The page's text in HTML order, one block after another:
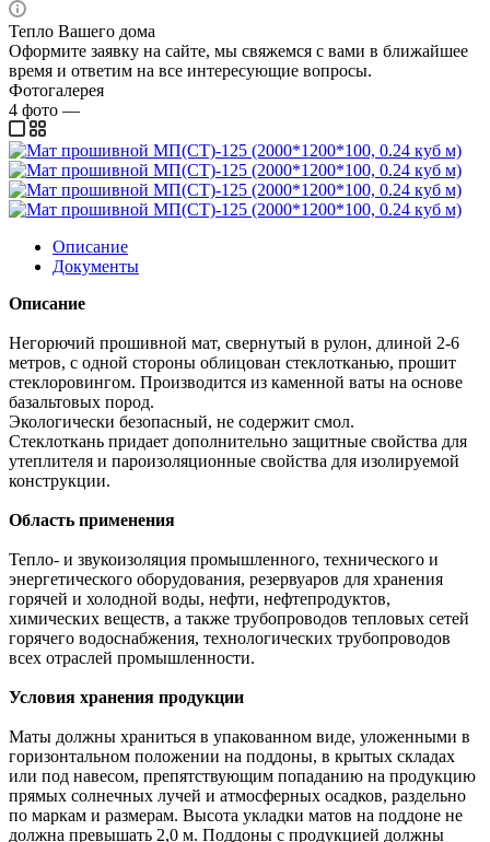
Тепло Вашего дома
Оформите заявку на сайте, мы свяжемся с вами в ближайшее
время и ответим на все интересующие вопросы.
Фотогалерея
4 фото —
Описание
Документы
Описание
Негорючий прошивной мат, свернутый в рулон, длиной 2-6
метров, с одной стороны облицован стеклотканью, прошит
стеклоровингом. Производится из каменной ваты на основе
базальтовых пород.
Экологически безопасный, не содержит смол.
Стеклоткань придает дополнительно защитные свойства для
утеплителя и пароизоляционные свойства для изолируемой
конструкции.
Область применения
Тепло- и звукоизоляция промышленного, технического и
энергетического оборудования, резервуаров для хранения
горячей и холодной воды, нефти, нефтепродуктов,
химических веществ, а также трубопроводов тепловых сетей
горячего водоснабжения, технологических трубопроводов
всех отраслей промышленности.
Условия хранения продукции
Маты должны храниться в упакованном виде, уложенными в
горизонтальном положении на поддоны, в крытых складах
или под навесом, препятствующим попаданию на продукцию
прямых солнечных лучей и атмосферных осадков, раздельно
по маркам и размерам. Высота укладки матов на поддоне не
должна превышать 2,0 м. Поддоны с продукцией должны